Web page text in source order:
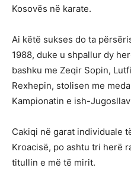
Kosovës në karate.
Ai këtë sukses do ta
1988, duke u shpallur dy
bashku me Zeqir Sopin,
Rexhepin, stolisen me
Kampionatin e ish-
Cakiqi në garat individuale
Kroacisë, po ashtu tri herë
titullin e më të mirit.